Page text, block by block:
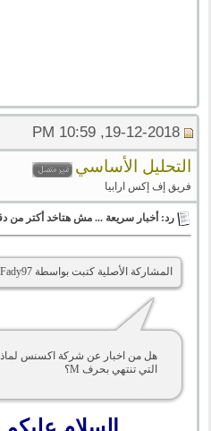
19-12-2018, 10:59 PM
التحليل الأساسي
فريق إف إكس ارابيا
رد: أخبار سريعة ... مش هتاخد أكتر من
المشاركة الأصلية كتبت بواسطة Fady97
هل من اخبار عن شركة اكسنس
التي تنتهي بحرف M؟